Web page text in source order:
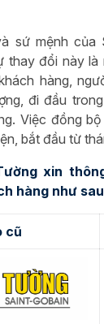
sứ mệnh của
thay đổi này là
hàng,
đi đầu
Việc đồng
bắt đầu từ
xin
hàng như
cũ